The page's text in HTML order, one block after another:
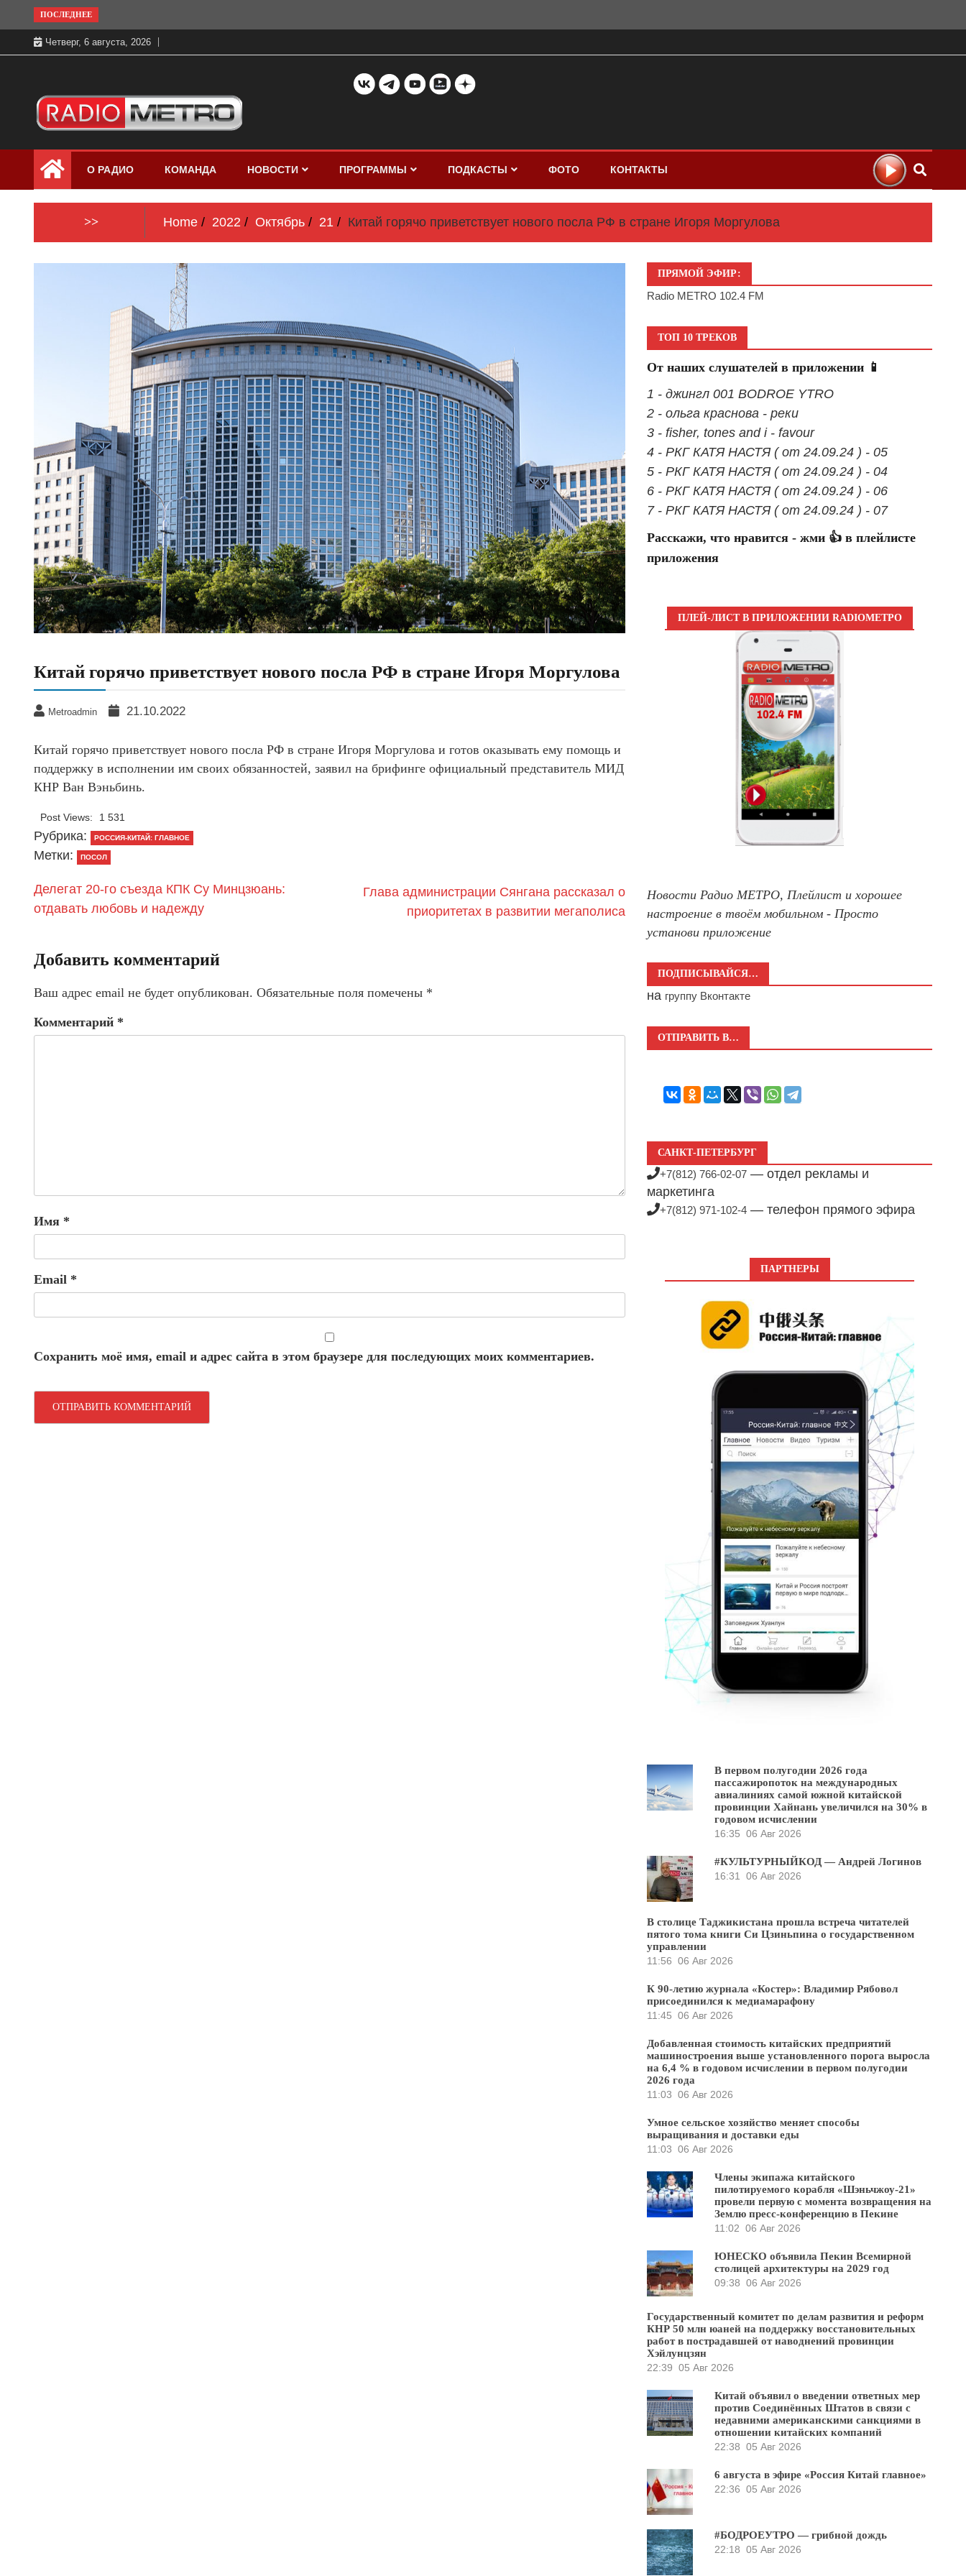
to
content
ПОСЛЕДНЕЕ
Четверг, 6 августа, 2026
Радио МЕТРО
бесплатно в хорошем качестве Санкт-
Петербург и Россия
О РАДИО КОМАНДА НОВОСТИ ПРОГРАММЫ ПОДКАСТЫ ФОТО КОНТАКТЫ
>> Home 2022 Октябрь 21 Китай горячо приветствует нового посла РФ в стране Игоря Моргулова
Китай горячо приветствует нового посла РФ в стране Игоря Моргулова
Metroadmin 21.10.2022
Китай горячо приветствует нового посла РФ в стране Игоря Моргулова и готов оказывать ему помощь и
поддержку в исполнении им своих обязанностей, заявил на брифинге официальный представитель МИД
КНР Ван Вэньбинь.
Post Views: 1 531
Рубрика: РОССИЯ-КИТАЙ: ГЛАВНОЕ
Метки: ПОСОЛ
Делегат 20-го съезда КПК Су Минцзюань:
отдавать любовь и надежду
​Глава администрации Сянгана рассказал о
приоритетах в развитии мегаполиса
Добавить комментарий
Ваш адрес email не будет опубликован. Обязательные поля помечены *
Комментарий *
Имя *
Email *
Сохранить моё имя, email и адрес сайта в этом браузере для последующих моих комментариев.
ПРЯМОЙ ЭФИР:
Radio METRO 102.4 FM
ТОП 10 ТРЕКОВ
От наших слушателей в приложении 📱
1 - джингл 001 BODROE YTRO
2 - ольга краснова - реки
3 - fisher, tones and i - favour
4 - РКГ КАТЯ НАСТЯ ( от 24.09.24 ) - 05
5 - РКГ КАТЯ НАСТЯ ( от 24.09.24 ) - 04
6 - РКГ КАТЯ НАСТЯ ( от 24.09.24 ) - 06
7 - РКГ КАТЯ НАСТЯ ( от 24.09.24 ) - 07
Расскажи, что нравится - жми 👍 в плейлисте
приложения
ПЛЕЙ-ЛИСТ В ПРИЛОЖЕНИИ RADIOМЕТРО
Новости Радио МЕТРО, Плейлист и хорошее
настроение в твоём мобильном - Просто
установи приложение
ПОДПИСЫВАЙСЯ…
на группу Вконтакте
ОТПРАВИТЬ В…
САНКТ-ПЕТЕРБУРГ
+7(812) 766-02-07 — отдел рекламы и
маркетинга
+7(812) 971-102-4 — телефон прямого эфира
ПАРТНЕРЫ
В первом полугодии 2026 года
пассажиропоток на международных
авиалиниях самой южной китайской
провинции Хайнань увеличился на 30% в
годовом исчислении
16:35 06 Авг 2026
#КУЛЬТУРНЫЙКОД — Андрей Логинов
16:31
06 Авг 2026
В столице Таджикистана прошла встреча читателей
пятого тома книги Си Цзиньпина о государственном
управлении
11:56 06 Авг 2026
К 90-летию журнала «Костер»: Владимир Рябовол
присоединился к медиамарафону
11:45 06 Авг 2026
Добавленная стоимость китайских предприятий
машиностроения выше установленного порога выросла
на 6,4 % в годовом исчислении в первом полугодии
2026 года
11:03 06 Авг 2026
Умное сельское хозяйство меняет способы
выращивания и доставки еды
11:03 06 Авг 2026
Члены экипажа китайского
пилотируемого корабля «Шэньчжоу-21»
провели первую с момента возвращения на
Землю пресс-конференцию в Пекине
11:02 06 Авг 2026
ЮНЕСКО объявила Пекин Всемирной
столицей архитектуры на 2029 год
09:38 06 Авг 2026
Государственный комитет по делам развития и реформ
КНР 50 млн юаней на поддержку восстановительных
работ в пострадавшей от наводнений провинции
Хэйлунцзян
22:39 05 Авг 2026
Китай объявил о введении ответных мер
против Соединённых Штатов в связи с
недавними американскими санкциями в
отношении китайских компаний
22:38 05 Авг 2026
6 августа в эфире «Россия Китай главное»
22:36 05 Авг 2026
#БОДРОЕУТРО — грибной дождь
22:18 05 Авг 2026